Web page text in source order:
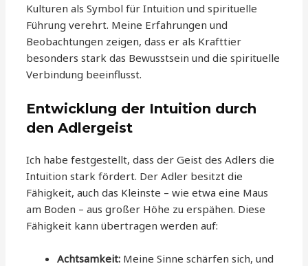
Kulturen als Symbol für Intuition und spirituelle
Führung verehrt. Meine Erfahrungen und
Beobachtungen zeigen, dass er als Krafttier
besonders stark das Bewusstsein und die spirituelle
Verbindung beeinflusst.
Entwicklung der Intuition durch
den Adlergeist
Ich habe festgestellt, dass der Geist des Adlers die
Intuition stark fördert. Der Adler besitzt die
Fähigkeit, auch das Kleinste – wie etwa eine Maus
am Boden – aus großer Höhe zu erspähen. Diese
Fähigkeit kann übertragen werden auf:
Achtsamkeit: Meine Sinne schärfen sich, und